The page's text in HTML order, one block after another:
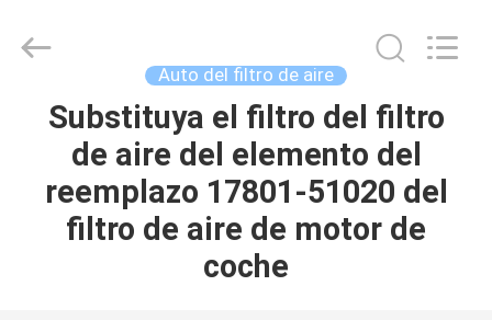
HOGAR
PRODUCTOS
Parts
Auto del filtro de aire
Substituya el filtro del filtro
de aire del elemento del
reemplazo 17801-51020 del
filtro de aire de motor de
coche